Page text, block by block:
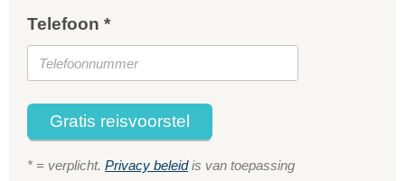
Telefoon *
Gratis reisvoorstel
* = verplicht. Privacy beleidis van toepassing